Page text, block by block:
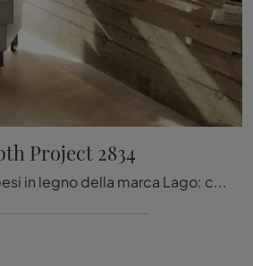
Project 2834
Mobili bagno sospesi in legno della marca Lago: clicca e scopri l'arredo bagno design Depth Project 2834 per il tuo bagno.